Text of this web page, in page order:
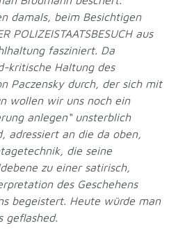
damals, beim Besichtigen
POLIZEISTAATSBESUCH aus
fasziniert. Da
kritische Haltung des
Paczensky durch, der sich mit
wollen wir uns noch ein
anlegen“ unsterblich
adressiert an die da oben,
die seine
zu einer satirisch,
des Geschehens
begeistert. Heute würde man
geflashed.